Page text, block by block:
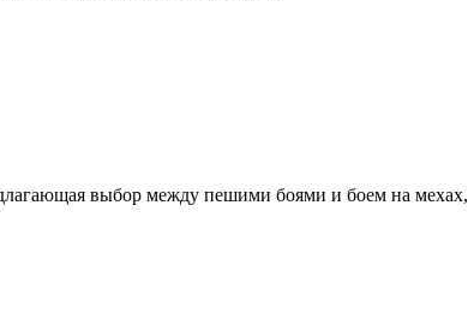
выбор между пешими боями и боем на мехах,